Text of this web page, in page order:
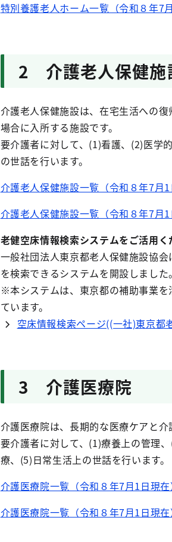
特別養護老人ホーム一覧（令和８年7
2 介護老人保健施
介護老人保健施設は、在宅生活への
場合に入所する施設です。
要介護者に対して、(1)看護、(2)医学
の世話を行います。
介護老人保健施設一覧（令和８年7月1
介護老人保健施設一覧（令和８年7月1
老健空床情報検索システムをご活用く
一般社団法人東京都老人保健施設協
を検索できるシステムを開設しました。
※本システムは、東京都の補助事業
ています。
空床情報検索ページ((一社)東京都
3 介護医療院
介護医療院は、長期的な医療ケアと介
要介護者に対して、(1)療養上の管理
療、(5)日常生活上の世話を行います。
介護医療院一覧（令和８年7月1日現在
介護医療院一覧（令和８年7月1日現在